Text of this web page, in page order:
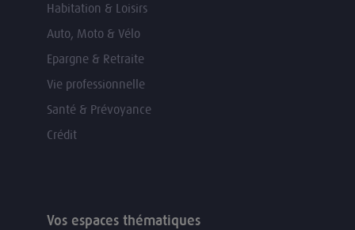
Habitation & Loisirs
Auto, Moto & Vélo
Epargne & Retraite
Vie professionnelle
Santé & Prévoyance
Crédit
Vos espaces thématiques